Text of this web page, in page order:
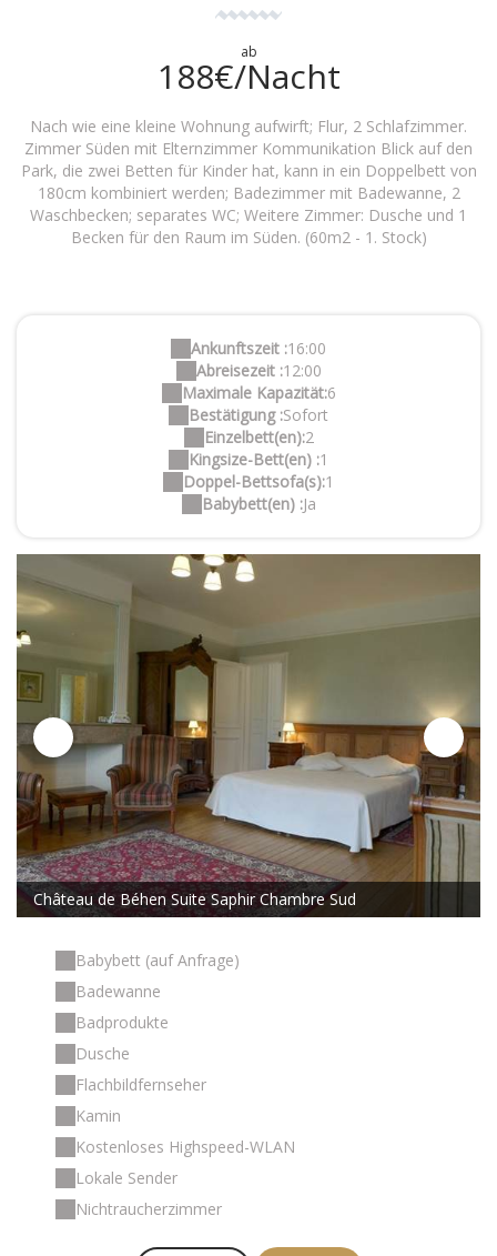
ab
188€/Nacht
Nach wie eine kleine Wohnung aufwirft; Flur, 2 Schlafzimmer.
Zimmer Süden mit Elternzimmer Kommunikation Blick auf den
Park, die zwei Betten für Kinder hat, kann in ein Doppelbett von
180cm kombiniert werden; Badezimmer mit Badewanne, 2
Waschbecken; separates WC; Weitere Zimmer: Dusche und 1
Becken für den Raum im Süden. (60m2 - 1. Stock)
Ankunftszeit :16:00
Abreisezeit :12:00
Maximale Kapazität:6
Bestätigung :Sofort
Einzelbett(en):2
Kingsize-Bett(en) :1
Doppel-Bettsofa(s):1
Babybett(en) :Ja
Château de Béhen Suite Saphir Chambre Sud
Babybett (auf Anfrage)
Badewanne
Badprodukte
Dusche
Flachbildfernseher
Kamin
Kostenloses Highspeed-WLAN
Lokale Sender
Nichtraucherzimmer